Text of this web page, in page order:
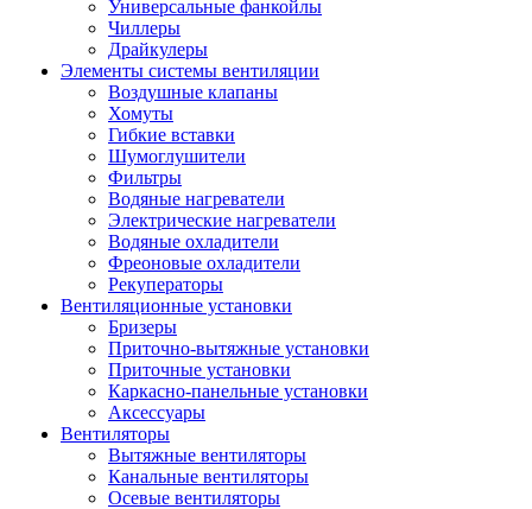
Универсальные фанкойлы
Чиллеры
Драйкулеры
Элементы системы вентиляции
Воздушные клапаны
Хомуты
Гибкие вставки
Шумоглушители
Фильтры
Водяные нагреватели
Электрические нагреватели
Водяные охладители
Фреоновые охладители
Рекуператоры
Вентиляционные установки
Бризеры
Приточно-вытяжные установки
Приточные установки
Каркасно-панельные установки
Аксессуары
Вентиляторы
Вытяжные вентиляторы
Канальные вентиляторы
Осевые вентиляторы